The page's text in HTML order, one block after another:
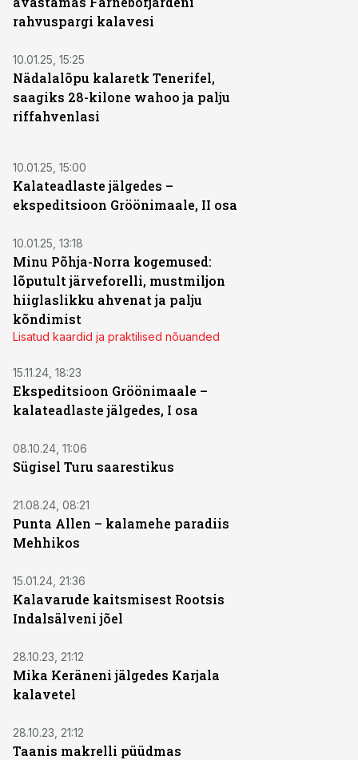
rahvuspargi kalavesi
10.01.25, 15:25
Nädalalõpu kalaretk Tenerifel,
saagiks 28-kilone wahoo ja palju
riffahvenlasi
10.01.25, 15:00
Kalateadlaste jälgedes –
ekspeditsioon Gröönimaale, II osa
10.01.25, 13:18
Minu Põhja-Norra kogemused:
lõputult järveforelli, mustmiljon
hiiglaslikku ahvenat ja palju
kõndimist
Lisatud kaardid ja praktilised nõuanded
15.11.24, 18:23
Ekspeditsioon Gröönimaale –
kalateadlaste jälgedes, I osa
08.10.24, 11:06
Sügisel Turu saarestikus
21.08.24, 08:21
Punta Allen – kalamehe paradiis
Mehhikos
15.01.24, 21:36
Kalavarude kaitsmisest Rootsis
Indalsälveni jõel
28.10.23, 21:12
Mika Keräneni jälgedes Karjala
kalavetel
28.10.23, 21:12
Taanis makrelli püüdmas